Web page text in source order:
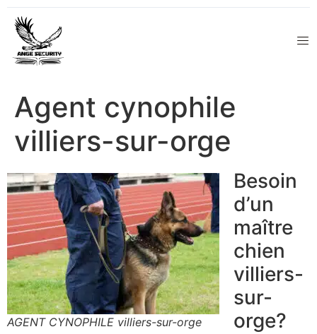
Agent cynophile
villiers-sur-orge
AGENT CYNOPHILE villiers-sur-orge
Besoin
d’un
maître
chien
villiers-
sur-
orge?